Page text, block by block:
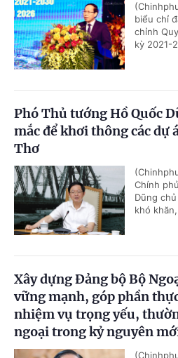
biểu chỉ
chỉnh
kỳ 2021-
Phó Thủ tướng Hồ Quốc
mắc để khơi thông các dự
Thơ
Chính
Dũng
khó
Xây dựng Đảng bộ Bộ
vững mạnh, góp phần
nhiệm vụ trọng yếu,
ngoại trong kỷ nguyên